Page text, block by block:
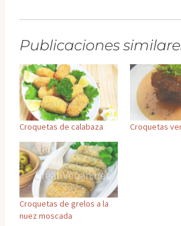
Publicaciones
Croquetas de calabaza Croquetas
Croquetas de grelos a la
nuez moscada